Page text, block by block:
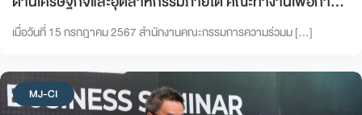
พัฒนาระเบียงเศรษฐกิจตะวันตก-ตะวันออก ครั้งที่ 29
เมื่อวันที่ 15 กรกฎาคม 2567 สำนักงานคณะกรรมการความร่วมม […]
MJ-CI